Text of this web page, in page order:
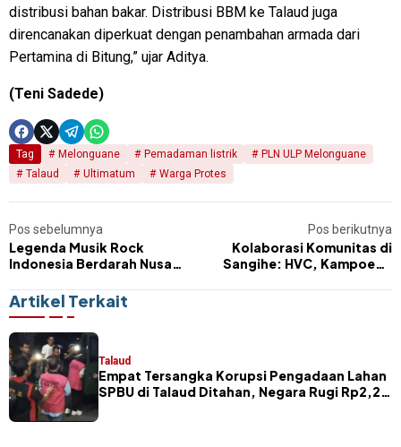
distribusi bahan bakar. Distribusi BBM ke Talaud juga
direncanakan diperkuat dengan penambahan armada dari
Pertamina di Bitung,” ujar Aditya.
(Teni Sadede)
Tag Melonguane Pemadaman listrik
PLN ULP Melonguane
Talaud
Ultimatum Warga Protes
Pos sebelumnya
Legenda Musik Rock
Indonesia Berdarah Nusa
Pos berikutnya
Kolaborasi Komunitas di
Sangihe: HVC, Kampoeng
Berbagi Hadirkan Cek
Artikel Terkait
Talaud
Empat Tersangka Korupsi Pengadaan Lahan
SPBU di Talaud Ditahan, Negara Rugi Rp2,2